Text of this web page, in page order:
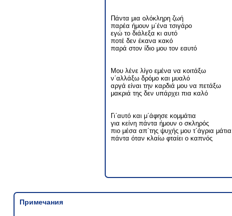
Πάντα μια ολόκληρη ζωή
παρέα ήμουν μ΄ένα τσιγάρο
εγώ το διάλεξα κι αυτό
ποτέ δεν έκανα κακό
παρά στον ίδιο μου τον εαυτό
Μου λένε λίγο εμένα να κοιτάξω
ν΄αλλάξω δρόμο και μυαλό
αργά είναι την καρδιά μου να πετάξω
μακριά της δεν υπάρχει πια καλό
Γι΄αυτό και μ΄άφησε κομμάτια
για κείνη πάντα ήμουν ο σκληρός
πιο μέσα απ΄της ψυχής μου τ΄άγρια μάτια
πάντα όταν κλαίω φταίει ο καπνός
Примечания